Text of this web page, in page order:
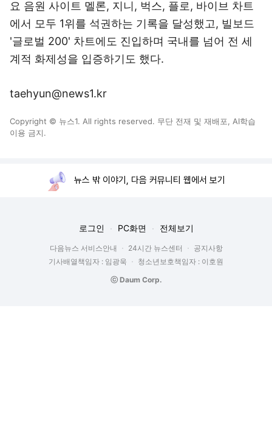
요 음원 사이트 멜론, 지니, 벅스, 플로, 바이브 차트
에서 모두 1위를 석권하는 기록을 달성했고, 빌보드
'글로벌 200' 차트에도 진입하며 국내를 넘어 전 세
계적 화제성을 입증하기도 했다.
taehyun@news1.kr
Copyright © 뉴스1. All rights reserved. 무단 전재 및 재배포, AI학습
이용 금지.
뉴스 밖 이야기, 다음 커뮤니티 웹에서 보기
로그인 PC화면 전체보기
다음뉴스 서비스안내 24시간 뉴스센터
공지사항
기사배열책임자 : 임광욱
청소년보호책임자 : 이호원
ⓒ Daum Corp.